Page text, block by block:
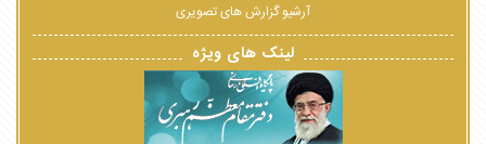
آرشیو گزارش های تصویری
لینک های ویژه